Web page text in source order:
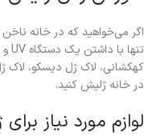
اگر می‌خواهید که در خانه ناخن
کهکشانی، لاک ژل دیسکو، لاک
در خانه ژلیش کنید.
لوازم مورد نیاز